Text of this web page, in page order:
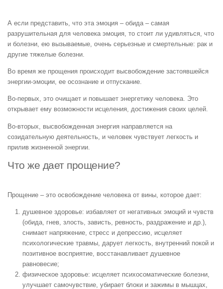
А если представить, что эта эмоция – обида – самая
разрушительная для человека эмоция, то стоит ли удивляться, что
и болезни, ею вызываемые, очень серьезные и смертельные: рак и
другие тяжелые болезни.
Во время же прощения происходит высвобождение застоявшейся
энергии-эмоции, ее осознание и отпускание.
Во-первых, это очищает и повышает энергетику человека. Это
открывает ему возможности исцеления, достижения своих целей.
Во-вторых, высвобожденная энергия направляется на
созидательную деятельность, и человек чувствует легкость и
прилив жизненной энергии.
Что же дает прощение?
Прощение – это освобождение человека от вины, которое дает:
душевное здоровье: избавляет от негативных эмоций и чувств
(обида, гнев, злость, зависть, ревность, раздражение и др.),
снимает напряжение, стресс и депрессию, исцеляет
психологические травмы, дарует легкость, внутренний покой и
позитивное восприятие, восстанавливает душевное
равновесие;
физическое здоровье: исцеляет психосоматические болезни,
улучшает самочувствие, убирает блоки и зажимы в мышцах,